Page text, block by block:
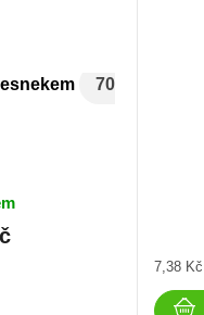
70
Měrná
7,38